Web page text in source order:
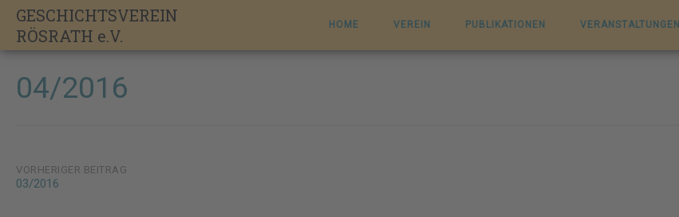
Skip
content
GESCHICHTSVEREIN
RÖSRATH e.V.
HOME VEREIN PUBLIKATIONEN VERANSTALTUNGEN
04/2016
Post
VORHERIGER BEITRAG
03/2016